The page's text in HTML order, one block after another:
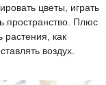
цветы, играть
пространство. Плюс
растения, как
воздух.